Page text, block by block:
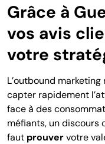
Grâce à
vos avis
votre
L’outbound
capter rapidement
face à des
méfiants, un discours
faut prouvervotre